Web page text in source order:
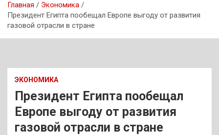
Главная
Экономика
Президент Египта пообещал Европе выгоду от развития
газовой отрасли в стране
ЭКОНОМИКА
Президент Египта пообещал
Европе выгоду от развития
газовой отрасли в стране